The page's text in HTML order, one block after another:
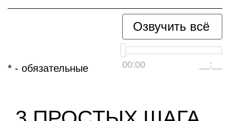
Озвучить всё
00:00 __:__
* - обязательные